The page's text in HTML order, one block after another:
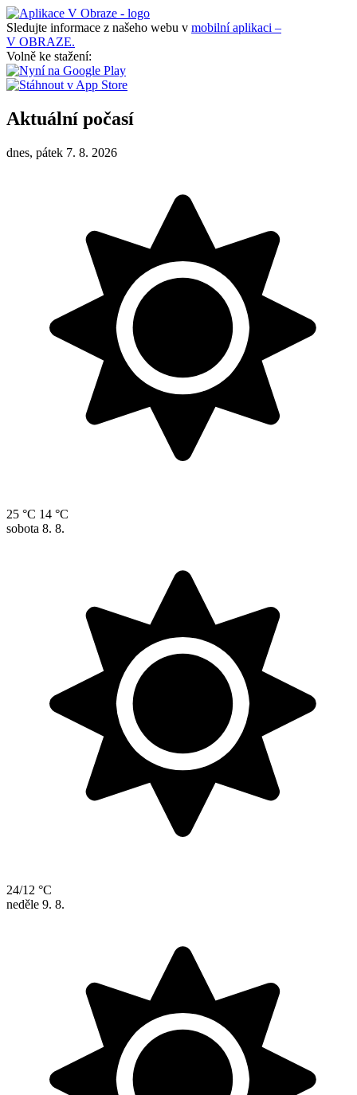
Sledujte informace z našeho webu v mobilní aplikaci –
V OBRAZE.
Volně ke stažení:
Aktuální počasí
dnes, pátek 7. 8. 2026
25 °C 14 °C
sobota 8. 8.
24/12 °C
neděle 9. 8.